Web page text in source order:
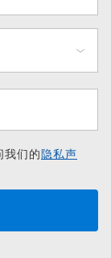
我们的隐私声